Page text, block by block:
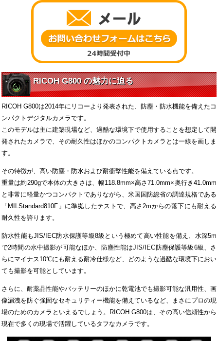
RICOH G800 の魅力に迫る
RICOH G800は2014年にリコーより発表された、防塵・防水機能を備えたコ
ンパクトデジタルカメラです。
このモデルは主に建築現場など、過酷な環境下で使用することを想定して開
発されたカメラで、その耐久性はほかのコンパクトカメラとは一線を画しま
す。
その特徴が、高い防塵・防水および耐衝撃性能を備えている点です。
重量は約290gで本体の大きさは、幅118.8mm×高さ71.0mm×奥行き41.0mm
と非常に軽量かつコンパクトでありながら、米国国防総省の調達規格である
「MILStandard810F」に準拠したテストで、高さ2mからの落下にも耐える
耐久性を誇ります。
防水性能もJIS/IEC防水保護等級8級という極めて高い性能を備え、水深5m
で2時間の水中撮影が可能なほか、防塵性能はJIS/IEC防塵保護等級6級、さ
らにマイナス10℃にも耐える耐冷仕様など、どのような過酷な環境下におい
ても撮影を可能としています。
さらに、耐薬品性能やバッテリーのほかに乾電池でも撮影可能な汎用性、画
像漏洩を防ぐ強固なセキュリティー機能を備えているなど、まさにプロの現
場のためのカメラといえるでしょう。RICOH G800は、その高い信頼性から
現在で多くの現場で活躍しているタフなカメラです。